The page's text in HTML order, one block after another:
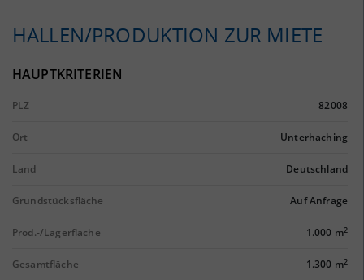
HALLEN/PRODUKTION ZUR MIETE
HAUPTKRITERIEN
PLZ 82008
Ort Unterhaching
Land Deutschland
Grundstücksfläche Auf Anfrage
Prod.-/Lagerfläche 1.000 m2
Gesamtfläche 1.300 m2